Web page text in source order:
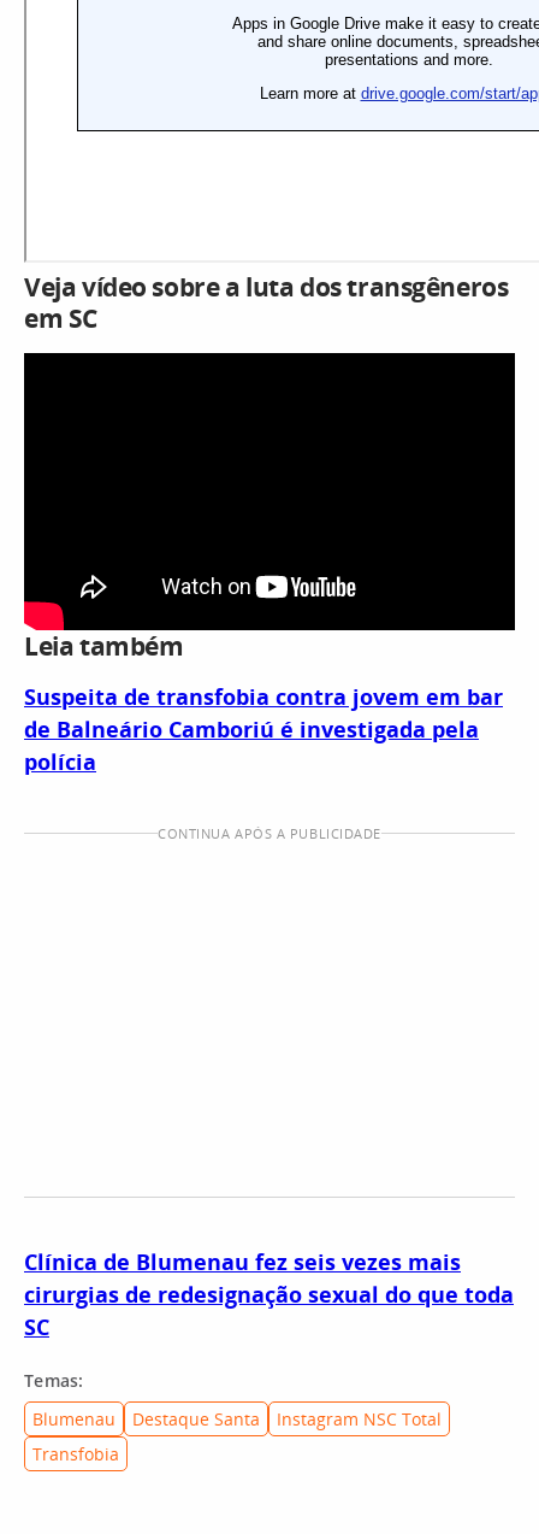
Veja vídeo sobre a luta dos transgêneros
em SC
Leia também
Suspeita de transfobia contra jovem em bar
de Balneário Camboriú é investigada pela
polícia
CONTINUA APÓS A PUBLICIDADE
Clínica de Blumenau fez seis vezes mais
cirurgias de redesignação sexual do que toda
SC
Temas:
Blumenau
Destaque Santa
Instagram NSC Total
Transfobia